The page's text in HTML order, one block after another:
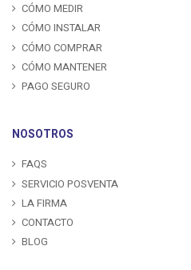
CÓMO MEDIR
CÓMO INSTALAR
CÓMO COMPRAR
CÓMO MANTENER
PAGO SEGURO
NOSOTROS
FAQS
SERVICIO POSVENTA
LA FIRMA
CONTACTO
BLOG